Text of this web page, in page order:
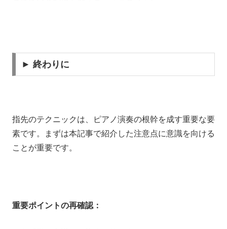
► 終わりに
指先のテクニックは、ピアノ演奏の根幹を成す重要な要
素です。まずは本記事で紹介した注意点に意識を向ける
ことが重要です。
重要ポイントの再確認：